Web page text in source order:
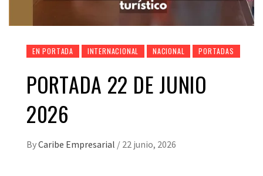
EN PORTADA INTERNACIONAL NACIONAL PORTADAS
PORTADA 22 DE JUNIO
2026
ByCaribe Empresarial / 22 junio, 2026